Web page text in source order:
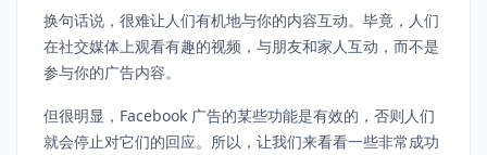
换句话说，很难让人们有机地与你的内容互动。毕竟，人们
在社交媒体上观看有趣的视频，与朋友和家人互动，而不是
参与你的广告内容。
但很明显，Facebook 广告的某些功能是有效的，否则人们
就会停止对它们的回应。所以，让我们来看看一些非常成功